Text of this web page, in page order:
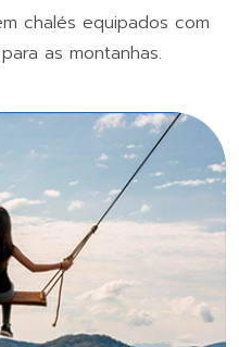
chalés equipados com
as montanhas.